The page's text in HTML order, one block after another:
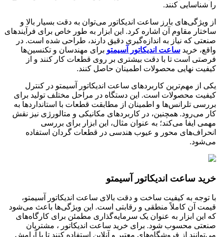
را شناسایی کنند.
از ویژگی‌های بارز ساعت اندیکاتور می‌توان به دقت بسیار بالا و
ساختار مقاوم آن اشاره کرد. این ابزار به طور خاص برای فرآیندهای
صنعتی که نیاز به اندازه‌گیری دقیق دارند، طراحی شده است. در
واقع، خرید ساعت اندیکاتور آسیمتو برای مهندسان و تکنسین‌ها
فرصتی است تا با دقت بیشتری بر روی قطعات کار کنند و از
کیفیت نهایی محصولات اطمینان حاصل کنند.
یکی از مهم‌ترین کاربردهای ساعت اندیکاتور آسیمتو در کنترل
کیفیت محصولات است. این دستگاه در مراحل مختلف تولید برای
بررسی تلرانس‌ها و اطمینان از مطابقت قطعات با استانداردها به
کار می‌رود. همچنین، در کاربردهای مکانیکی و متالورژی نیز نقش
مهمی ایفا می‌کند؛ به عنوان مثال، این ابزار برای بررسی
انحراف‌های محور و عیوب هندسی در قطعات گردان استفاده
می‌شود.
خرید ساعت اندیکاتور آسیمتو
با توجه به کیفیت ساخت و دقت بالای ساعت اندیکاتور آسیمتو،
قیمت آن کاملاً منطقی و رقابتی است. این ویژگی‌ها باعث می‌شود
که این ابزار به عنوان یک سرمایه‌گذاری مطمئن برای کارگاه‌های
صنعتی محسوب شود. برای خرید ساعت اندیکاتور ، مشتریان
می‌توانند از فروشگاه‌های معتبر و آنلاین استفاده کنند تا با آرامش